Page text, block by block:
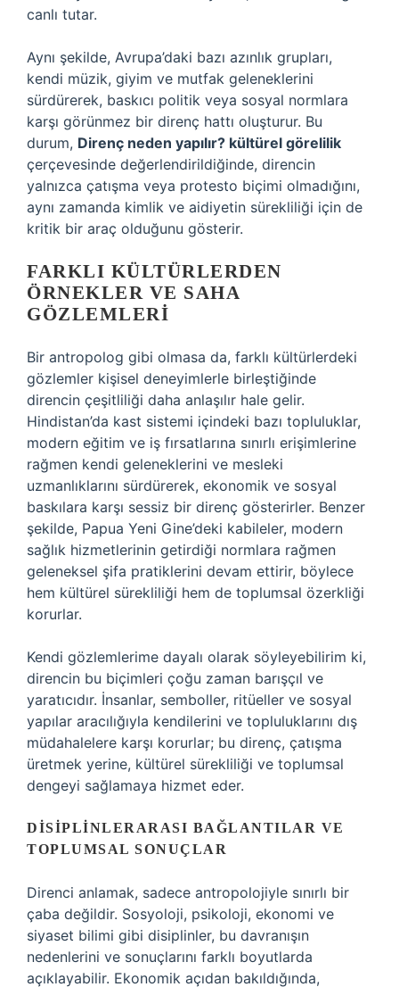
canlı tutar.
Aynı şekilde, Avrupa’daki bazı azınlık grupları,
kendi müzik, giyim ve mutfak geleneklerini
sürdürerek, baskıcı politik veya sosyal normlara
karşı görünmez bir direnç hattı oluşturur. Bu
durum, Direnç neden yapılır? kültürel görelilik
çerçevesinde değerlendirildiğinde, direncin
yalnızca çatışma veya protesto biçimi olmadığını,
aynı zamanda kimlik ve aidiyetin sürekliliği için de
kritik bir araç olduğunu gösterir.
FARKLI KÜLTÜRLERDEN
ÖRNEKLER VE SAHA
GÖZLEMLERI
Bir antropolog gibi olmasa da, farklı kültürlerdeki
gözlemler kişisel deneyimlerle birleştiğinde
direncin çeşitliliği daha anlaşılır hale gelir.
Hindistan’da kast sistemi içindeki bazı topluluklar,
modern eğitim ve iş fırsatlarına sınırlı erişimlerine
rağmen kendi geleneklerini ve mesleki
uzmanlıklarını sürdürerek, ekonomik ve sosyal
baskılara karşı sessiz bir direnç gösterirler. Benzer
şekilde, Papua Yeni Gine’deki kabileler, modern
sağlık hizmetlerinin getirdiği normlara rağmen
geleneksel şifa pratiklerini devam ettirir, böylece
hem kültürel sürekliliği hem de toplumsal özerkliği
korurlar.
Kendi gözlemlerime dayalı olarak söyleyebilirim ki,
direncin bu biçimleri çoğu zaman barışçıl ve
yaratıcıdır. İnsanlar, semboller, ritüeller ve sosyal
yapılar aracılığıyla kendilerini ve topluluklarını dış
müdahalelere karşı korurlar; bu direnç, çatışma
üretmek yerine, kültürel sürekliliği ve toplumsal
dengeyi sağlamaya hizmet eder.
DISIPLINLERARASI BAĞLANTILAR VE
TOPLUMSAL SONUÇLAR
Direnci anlamak, sadece antropolojiyle sınırlı bir
çaba değildir. Sosyoloji, psikoloji, ekonomi ve
siyaset bilimi gibi disiplinler, bu davranışın
nedenlerini ve sonuçlarını farklı boyutlarda
açıklayabilir. Ekonomik açıdan bakıldığında,